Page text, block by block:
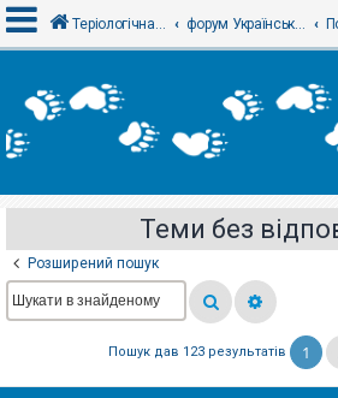
х
і
е
с
т
р
я
Теріологічна школа форум Українського теріологічного товариства
Теми без
Розширений пошук
Пошук дав 123 результатів 1